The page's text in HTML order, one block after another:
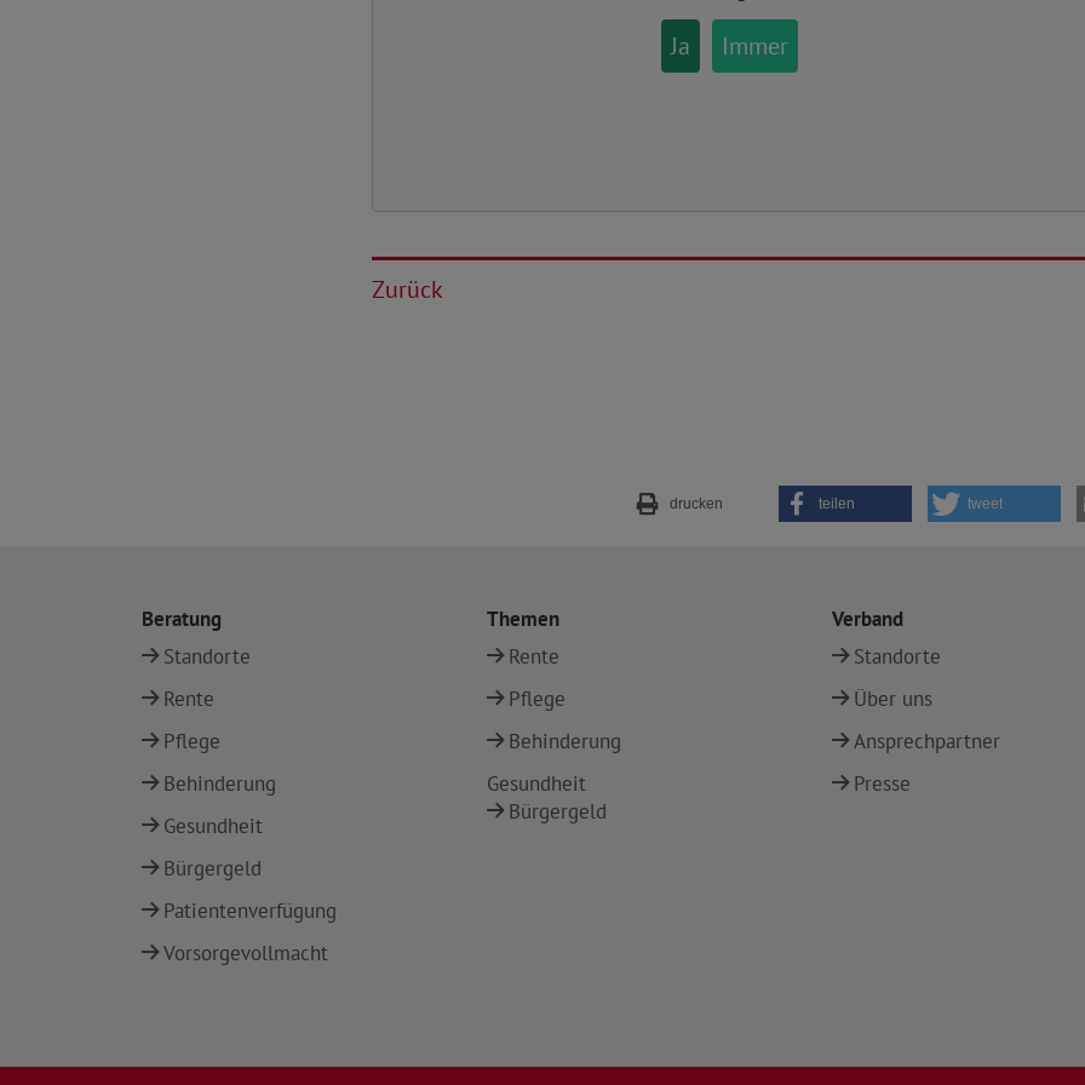
Ja
Immer
Zurück
drucken teilen tweet
Beratung
Standorte
Rente
Pflege
Behinderung
Gesundheit
Bürgergeld
Patientenverfügung
Vorsorgevollmacht
Themen
Rente
Pflege
Behinderung
Gesundheit
Bürgergeld
Verband
Standorte
Über uns
Ansprechpartner
Presse